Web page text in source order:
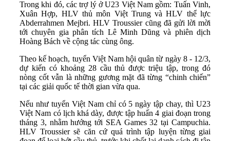
Trong khi đó, các trợ lý ở U23 Việt Nam gồm: Tuấn Vinh,
Xuân Hợp, HLV thủ môn Việt Trung và HLV thể lực
Abderrahmen Mejbri. HLV Troussier cũng đã gửi lời mời
tới chuyên gia phân tích Lê Minh Dũng và phiên dịch
Hoàng Bách về cộng tác cùng ông.
Theo kế hoạch, tuyển Việt Nam hội quân từ ngày 8 - 12/3,
dự kiến có khoảng 28 cầu thủ được triệu tập, trong đó
nòng cốt vẫn là những gương mặt đã từng “chinh chiến”
tại các giải quốc tế thời gian vừa qua.
Nếu như tuyển Việt Nam chỉ có 5 ngày tập chay, thì U23
Việt Nam có lịch khá dày, được tập huấn 4 giai đoạn trong
tháng 3, nhằm hướng tới SEA Games 32 tại Campuchia.
HLV Troussier sẽ căn cứ quá trình tập luyện từng giai